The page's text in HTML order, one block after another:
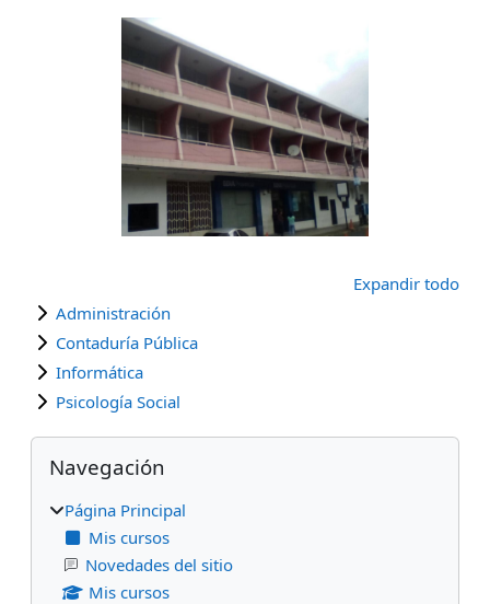
Expandir todo
Administración
Contaduría Pública
Informática
Psicología Social
Bloques
Salta Navegación
Navegación
Página Principal
Mis cursos
Novedades del sitio
Mis cursos